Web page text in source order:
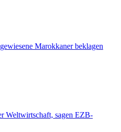
Marokkaner beklagen
Weltwirtschaft, sagen EZB-